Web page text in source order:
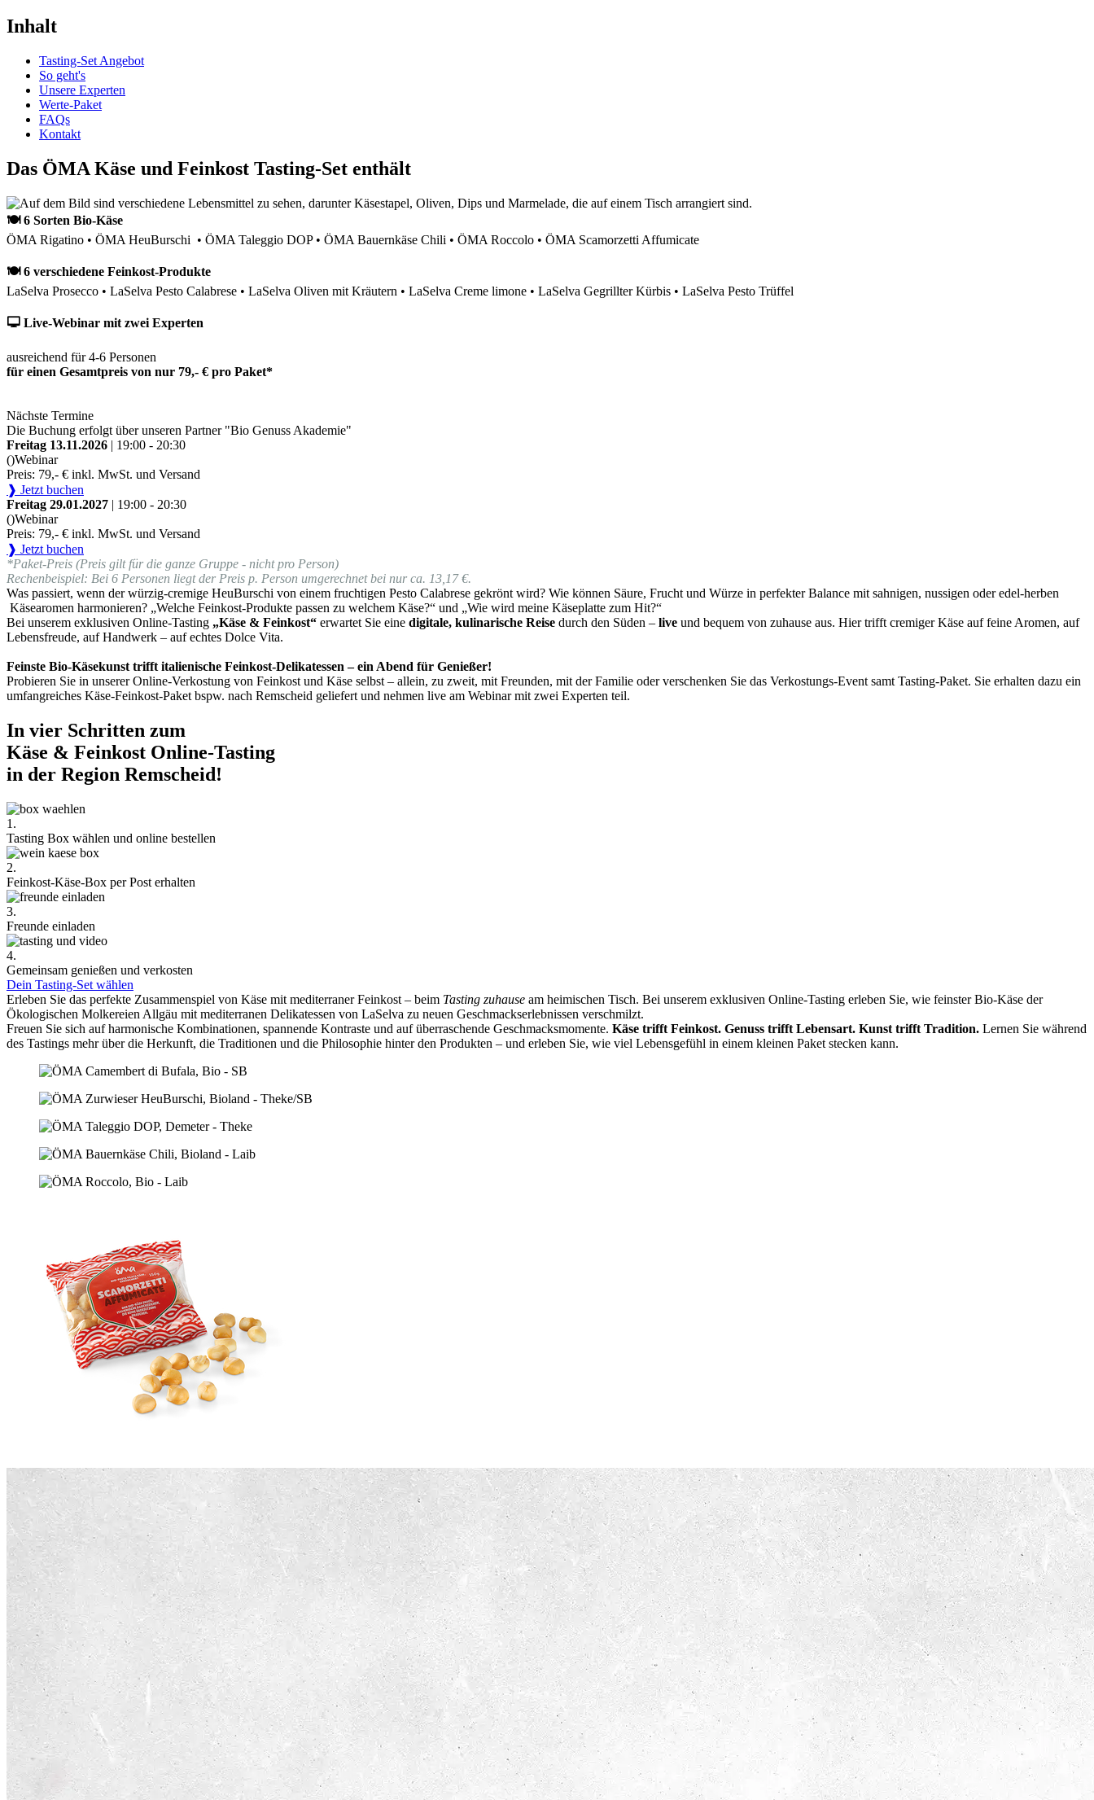
Inhalt
Tasting-Set Angebot
So geht's
Unsere Experten
Werte-Paket
FAQs
Kontakt
Das ÖMA Käse und Feinkost Tasting-Set enthält
🍽 6 Sorten Bio-Käse
ÖMA Rigatino • ÖMA HeuBurschi • ÖMA Taleggio DOP • ÖMA Bauernkäse Chili • ÖMA Roccolo • ÖMA Scamorzetti Affumicate
🍽 6 verschiedene Feinkost-Produkte
LaSelva Prosecco • LaSelva Pesto Calabrese • LaSelva Oliven mit Kräutern • LaSelva Creme limone • LaSelva Gegrillter Kürbis • LaSelva Pesto Trüffel
🖵 Live-Webinar mit zwei Experten
ausreichend für 4-6 Personen
für einen Gesamtpreis von nur 79,- € pro Paket*
Nächste Termine
Die Buchung erfolgt über unseren Partner "Bio Genuss Akademie"
Freitag 13.11.2026 | 19:00 - 20:30
()Webinar
Preis: 79,- € inkl. MwSt. und Versand
❱ Jetzt buchen
Freitag 29.01.2027 | 19:00 - 20:30
()Webinar
Preis: 79,- € inkl. MwSt. und Versand
❱ Jetzt buchen
*Paket-Preis (Preis gilt für die ganze Gruppe - nicht pro Person)
Rechenbeispiel: Bei 6 Personen liegt der Preis p. Person umgerechnet bei nur ca. 13,17 €.
Was passiert, wenn der würzig-cremige HeuBurschi von einem fruchtigen Pesto Calabrese gekrönt wird? Wie können Säure, Frucht und Würze in perfekter Balance mit sahnigen, nussigen oder edel-herben
Käsearomen harmonieren? „Welche Feinkost-Produkte passen zu welchem Käse?“ und „Wie wird meine Käseplatte zum Hit?“
Bei unserem exklusiven Online-Tasting „Käse & Feinkost“ erwartet Sie eine digitale, kulinarische Reise durch den Süden – live und bequem von zuhause aus. Hier trifft cremiger Käse auf feine Aromen, auf
Lebensfreude, auf Handwerk – auf echtes Dolce Vita.
Feinste Bio-Käsekunst trifft italienische Feinkost-Delikatessen – ein Abend für Genießer!
Probieren Sie in unserer Online-Verkostung von Feinkost und Käse selbst – allein, zu zweit, mit Freunden, mit der Familie oder verschenken Sie das Verkostungs-Event samt Tasting-Paket. Sie erhalten dazu ein
umfangreiches Käse-Feinkost-Paket bspw. nach Remscheid geliefert und nehmen live am Webinar mit zwei Experten teil.
In vier Schritten zum
Käse & Feinkost Online-Tasting
in der Region Remscheid!
1.
Tasting Box wählen und online bestellen
2.
Feinkost-Käse-Box per Post erhalten
3.
Freunde einladen
4.
Gemeinsam genießen und verkosten
Dein Tasting-Set wählen
Erleben Sie das perfekte Zusammenspiel von Käse mit mediterraner Feinkost – beim Tasting zuhause am heimischen Tisch. Bei unserem exklusiven Online-Tasting erleben Sie, wie feinster Bio-Käse der
Ökologischen Molkereien Allgäu mit mediterranen Delikatessen von LaSelva zu neuen Geschmackserlebnissen verschmilzt.
Freuen Sie sich auf harmonische Kombinationen, spannende Kontraste und auf überraschende Geschmacksmomente. Käse trifft Feinkost. Genuss trifft Lebensart. Kunst trifft Tradition. Lernen Sie während
des Tastings mehr über die Herkunft, die Traditionen und die Philosophie hinter den Produkten – und erleben Sie, wie viel Lebensgefühl in einem kleinen Paket stecken kann.